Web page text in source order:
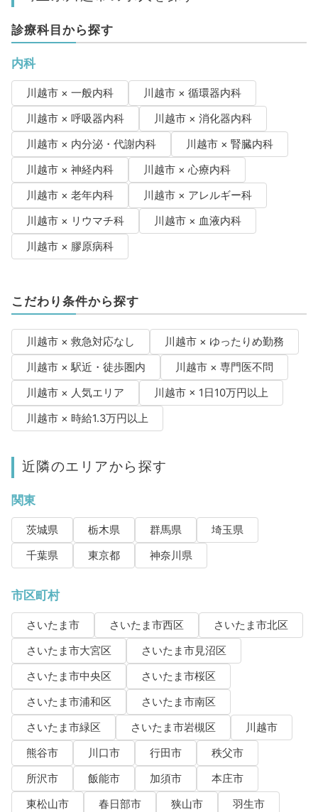
診療科目から探す
内科
川越市 × 一般内科
川越市 × 循環器内科
川越市 × 呼吸器内科
川越市 × 消化器内科
川越市 × 内分泌・代謝内科
川越市 × 腎臓内科
川越市 × 神経内科
川越市 × 心療内科
川越市 × 老年内科
川越市 × アレルギー科
川越市 × リウマチ科
川越市 × 血液内科
川越市 × 膠原病科
こだわり条件から探す
川越市 × 救急対応なし
川越市 × ゆったりめ勤務
川越市 × 駅近・徒歩圏内
川越市 × 専門医不問
川越市 × 人気エリア
川越市 × 1日10万円以上
川越市 × 時給1.3万円以上
近隣のエリアから探す
関東
茨城県 栃木県 群馬県
埼玉県
千葉県
東京都 神奈川県
市区町村
さいたま市 さいたま市西区
さいたま市北区
さいたま市大宮区
さいたま市見沼区
さいたま市中央区
さいたま市桜区
さいたま市浦和区
さいたま市南区
さいたま市緑区
さいたま市岩槻区
川越市
熊谷市
川口市 行田市
秩父市
所沢市
飯能市 加須市
本庄市
東松山市
春日部市 狭山市
羽生市